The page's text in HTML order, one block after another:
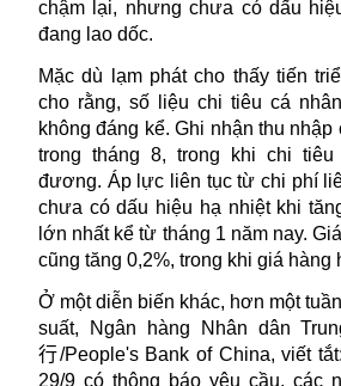
chậm lại, nhưng chưa có dấu
đang lao dốc.
Mặc dù lạm phát cho thấy tiến
cho rằng, số liệu chi tiêu cá
không đáng kể. Ghi nhận thu nhập
trong tháng 8, trong khi chi
đương. Áp lực liên tục từ chi phí
chưa có dấu hiệu hạ nhiệt khi
lớn nhất kể từ tháng 1 năm nay.
cũng tăng 0,2%, trong khi giá hàng
Ở một diễn biến khác, hơn một
suất, Ngân hàng Nhân dân
行/People's Bank of China, viết
29/9 có thông báo yêu cầu, các